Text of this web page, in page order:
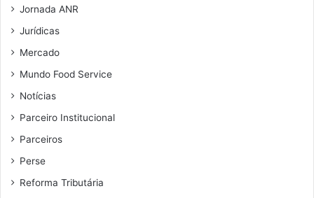
Jornada ANR
Jurídicas
Mercado
Mundo Food Service
Notícias
Parceiro Institucional
Parceiros
Perse
Reforma Tributária